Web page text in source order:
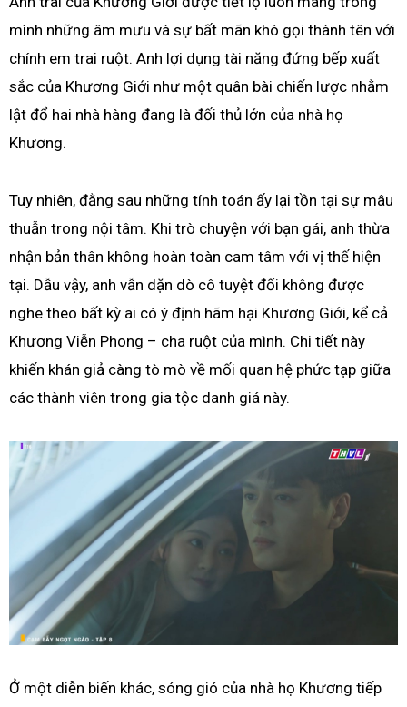
mình những âm mưu và sự bất mãn khó gọi thành tên với
chính em trai ruột. Anh lợi dụng tài năng đứng bếp xuất
sắc của Khương Giới như một quân bài chiến lược nhằm
lật đổ hai nhà hàng đang là đối thủ lớn của nhà họ
Khương.
Tuy nhiên, đằng sau những tính toán ấy lại tồn tại sự mâu
thuẫn trong nội tâm. Khi trò chuyện với bạn gái, anh thừa
nhận bản thân không hoàn toàn cam tâm với vị thế hiện
tại. Dẫu vậy, anh vẫn dặn dò cô tuyệt đối không được
nghe theo bất kỳ ai có ý định hãm hại Khương Giới, kể cả
Khương Viễn Phong – cha ruột của mình. Chi tiết này
khiến khán giả càng tò mò về mối quan hệ phức tạp giữa
các thành viên trong gia tộc danh giá này.
Ở một diễn biến khác, sóng gió của nhà họ Khương tiếp